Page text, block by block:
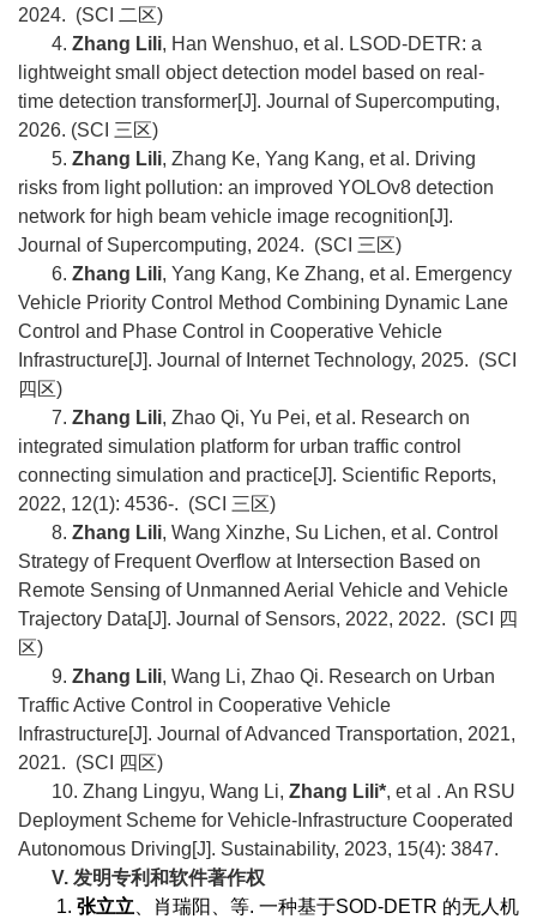
2024. (SCI
二区)
4. Zhang Lili, Han Wenshuo, et al. LSOD-DETR: a
lightweight small object detection model based on real-
time detection transformer[J]. Journal of Supercomputing,
2026. (SCI 三区)
5. Zhang Lili, Zhang Ke, Yang Kang, et al. Driving
risks from light pollution: an improved YOLOv8 detection
network for high beam vehicle image recognition[J].
Journal of Supercomputing, 2024. (SCI 三区)
6. Zhang Lili, Yang Kang, Ke Zhang, et al. Emergency
Vehicle Priority Control Method Combining Dynamic Lane
Control and Phase Control in Cooperative Vehicle
Infrastructure[J]. Journal of Internet Technology, 2025. (SCI
四区)
7. Zhang Lili, Zhao Qi, Yu Pei, et al. Research on
integrated simulation platform for urban traffic control
connecting simulation and practice[J]. Scientific Reports,
2022, 12(1): 4536-. (SCI 三区)
8. Zhang Lili, Wang Xinzhe, Su Lichen, et al. Control
Strategy of Frequent Overflow at Intersection Based on
Remote Sensing of Unmanned Aerial Vehicle and Vehicle
Trajectory Data[J]. Journal of Sensors, 2022, 2022. (SCI
四
区)
9. Zhang Lili, Wang Li, Zhao Qi. Research on Urban
Traffic Active Control in Cooperative Vehicle
Infrastructure[J]. Journal of Advanced Transportation, 2021,
2021. (SCI
四区)
10. Zhang Lingyu, Wang Li, Zhang Lili*, et al . An RSU
Deployment Scheme for Vehicle-Infrastructure Cooperated
Autonomous Driving[J]. Sustainability, 2023, 15(4): 3847.
V. 发明专利和软件著作权
1. 张立立 、肖瑞阳、等. 一种基于SOD-DETR 的无人机